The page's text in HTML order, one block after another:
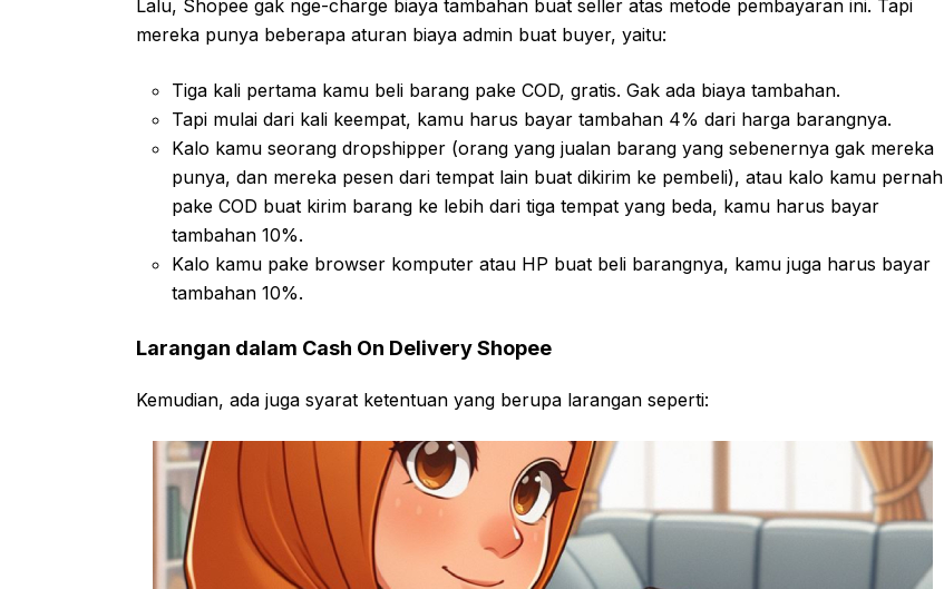
Lalu, Shopee gak nge-charge biaya tambahan buat seller atas metode pembayaran ini. Tapi
mereka punya beberapa aturan biaya admin buat buyer, yaitu:
Tiga kali pertama kamu beli barang pake COD, gratis. Gak ada biaya tambahan.
Tapi mulai dari kali keempat, kamu harus bayar tambahan 4% dari harga barangnya.
Kalo kamu seorang dropshipper (orang yang jualan barang yang sebenernya gak mereka
punya, dan mereka pesen dari tempat lain buat dikirim ke pembeli), atau kalo kamu pernah
pake COD buat kirim barang ke lebih dari tiga tempat yang beda, kamu harus bayar
tambahan 10%.
Kalo kamu pake browser komputer atau HP buat beli barangnya, kamu juga harus bayar
tambahan 10%.
Larangan dalam Cash On Delivery Shopee
Kemudian, ada juga syarat ketentuan yang berupa larangan seperti: